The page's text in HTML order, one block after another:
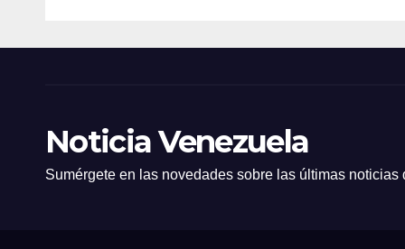
Noticia Venezuela
Sumérgete en las novedades sobre las últimas noticias